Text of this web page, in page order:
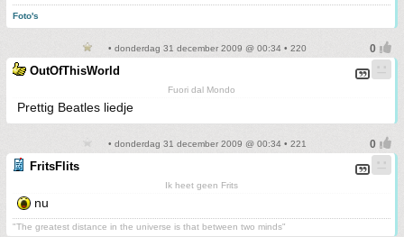
Foto's
• donderdag 31 december 2009 @ 00:34 • 220
OutOfThisWorld
Fuori dal Mondo
Prettig Beatles liedje
• donderdag 31 december 2009 @ 00:34 • 221
FritsFlits
Ik heet geen Frits
nu
"The greatest distance in the universe is that between two minds"